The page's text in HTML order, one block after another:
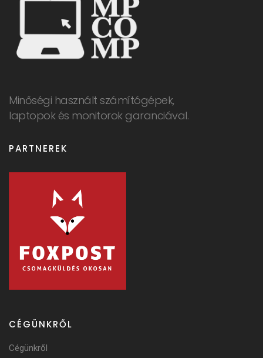
Minőségi használt számítógépek,
laptopok és monitorok garanciával.
CÉGÜNKRŐL
Cégünkről
PARTNEREK